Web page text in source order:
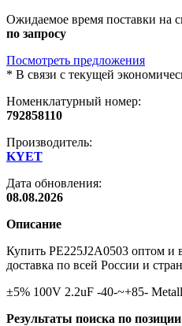
Ожидаемое время поставки на
по запросу
Посмотреть предложения
* В связи с текущей
Номенклатурный номер:
792858110
Производитель:
KYET
Дата обновления:
08.08.2026
Описание
Купить PE225J2A0503 оптом и
доставка по всей России и
±5% 100V 2.2uF -40-~+85-
Результаты поиска по позиции